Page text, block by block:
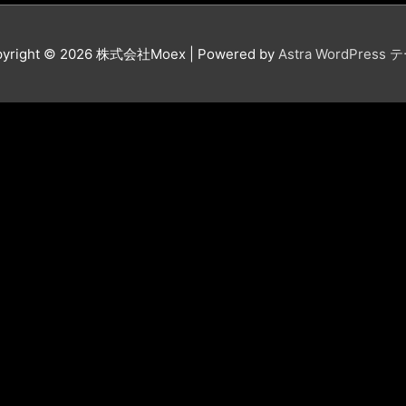
© 2026 株式会社Moex| Powered by Astra WordPress テ